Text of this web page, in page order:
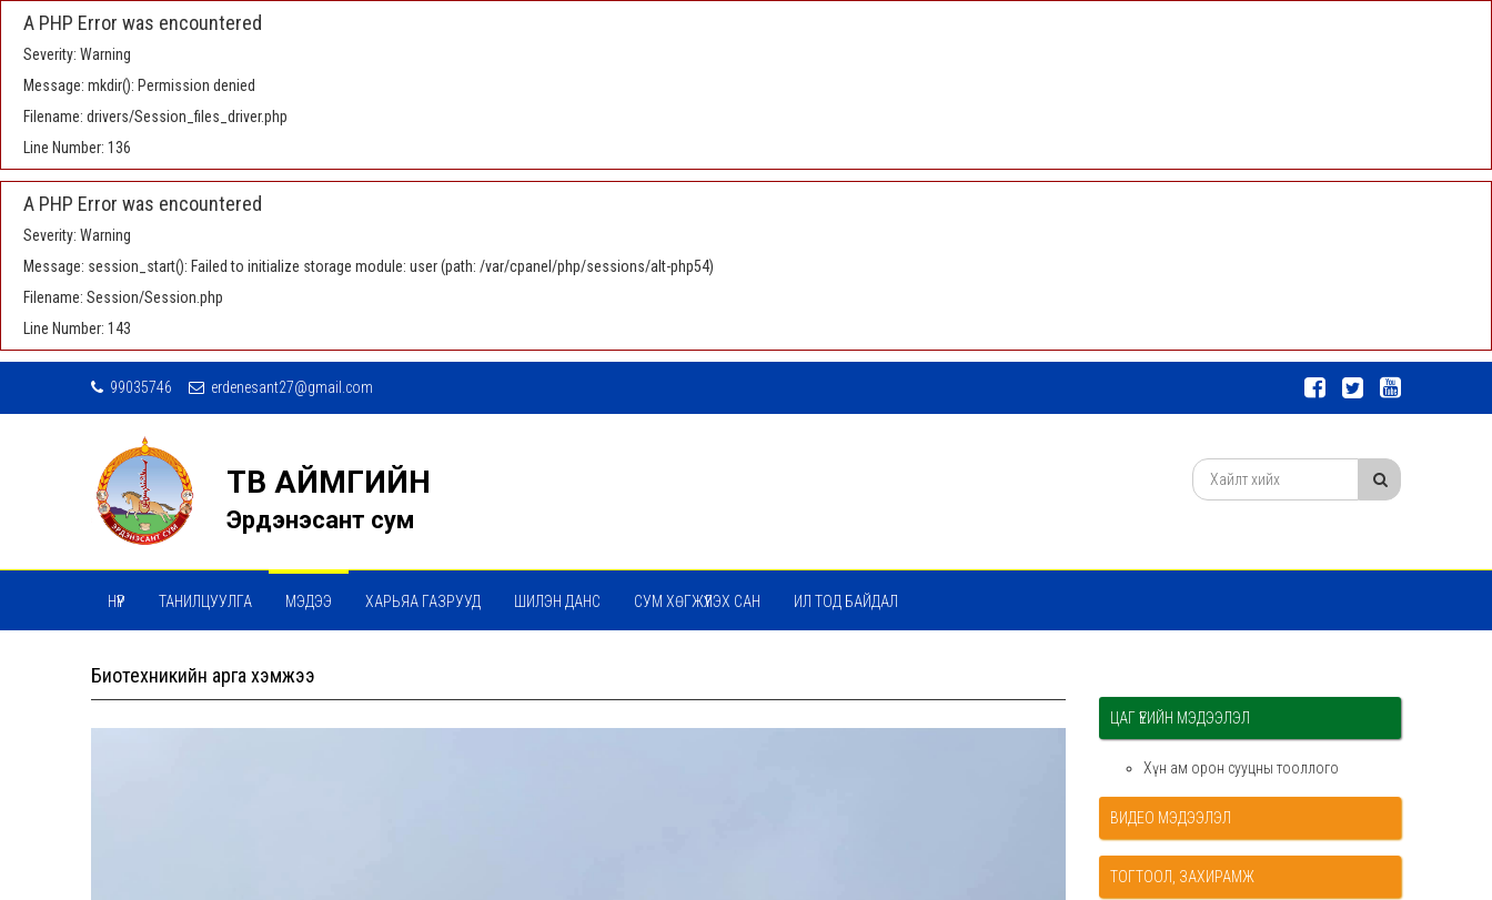
A PHP Error was encountered
Severity: Warning
Message: mkdir(): Permission denied
Filename: drivers/Session_files_driver.php
Line Number: 136
A PHP Error was encountered
Severity: Warning
Message: session_start(): Failed to initialize storage module: user (path: /var/cpanel/php/sessions/alt-php54)
Filename: Session/Session.php
Line Number: 143
99035746 erdenesant27@gmail.com
ТӨВ АЙМГИЙН
Эрдэнэсант сум
НҮҮР ТАНИЛЦУУЛГА МЭДЭЭ ХАРЬЯА ГАЗРУУД ШИЛЭН ДАНС СУМ ХӨГЖҮҮЛЭХ САН ИЛ ТОД БАЙДАЛ
Биотехникийн арга хэмжээ
ЦАГ ҮЕИЙН МЭДЭЭЛЭЛ
Хүн ам орон сууцны тооллого
ВИДЕО МЭДЭЭЛЭЛ
ТОГТООЛ, ЗАХИРАМЖ